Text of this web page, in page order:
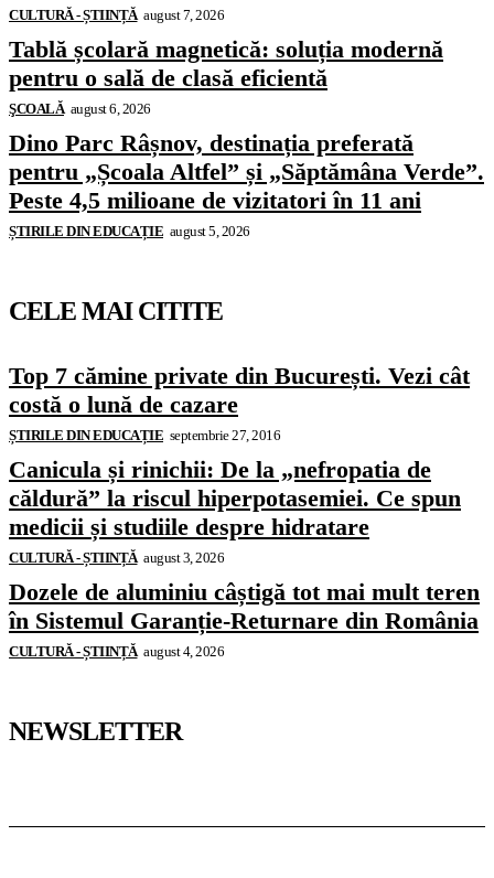
CULTURĂ - ȘTIINȚĂ august 7, 2026
Tablă școlară magnetică: soluția modernă
pentru o sală de clasă eficientă
ŞCOALĂ august 6, 2026
Dino Parc Râșnov, destinația preferată
pentru „Școala Altfel” și „Săptămâna Verde”.
Peste 4,5 milioane de vizitatori în 11 ani
ȘTIRILE DIN EDUCAȚIE august 5, 2026
CELE MAI CITITE
Top 7 cămine private din București. Vezi cât
costă o lună de cazare
ȘTIRILE DIN EDUCAȚIE septembrie 27, 2016
Canicula și rinichii: De la „nefropatia de
căldură” la riscul hiperpotasemiei. Ce spun
medicii și studiile despre hidratare
CULTURĂ - ȘTIINȚĂ august 3, 2026
Dozele de aluminiu câștigă tot mai mult teren
în Sistemul Garanție-Returnare din România
CULTURĂ - ȘTIINȚĂ august 4, 2026
NEWSLETTER